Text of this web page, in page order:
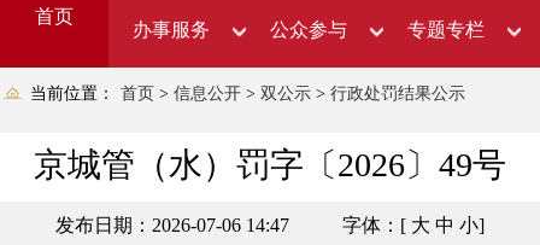
首页
办事服务 公众参与 专题专栏
当前位置： 首页 > 信息公开 > 双公示 > 行政处罚结果公示
京城管（水）罚字〔2026〕49号
发布日期：2026-07-06 14:47 字体：[ 大 中 小]